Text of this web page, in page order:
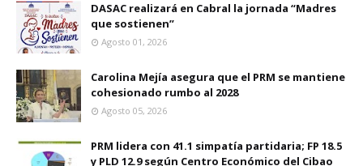
DASAC realizará en Cabral la jornada “Madres
que sostienen”
Agosto 01, 2026
Carolina Mejía asegura que el PRM se mantiene
cohesionado rumbo al 2028
Agosto 05, 2026
PRM lidera con 41.1 simpatía partidaria; FP 18.5
y PLD 12.9 según Centro Económico del Cibao